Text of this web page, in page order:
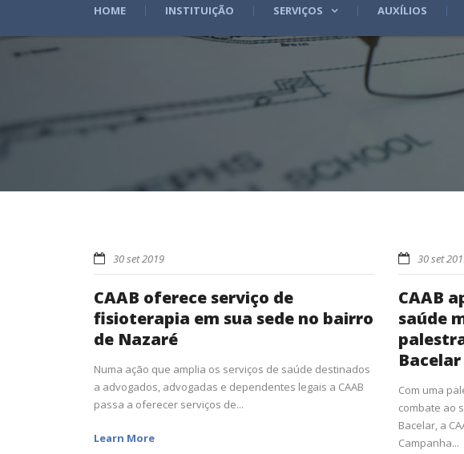
HOME INSTITUIÇÃO SERVIÇOS AUXÍLIOS
30 set 2019
CAAB oferece serviço de
fisioterapia em sua sede no bairro
de Nazaré
Numa ação que amplia os serviços de saúde destinados
a advogados, advogadas e dependentes legais a CAAB
passa a oferecer serviços de...
Learn More
30 set
CAAB
saúde
Bacelar
Com uma
combate ao
Bacelar, a
Campanha...